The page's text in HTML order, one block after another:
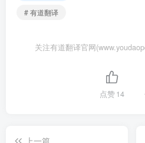
# 有道翻译
关注有道翻译官网
点赞14